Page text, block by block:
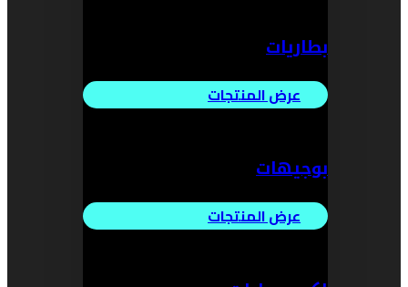
بطاريات
عرض المنتجات
بوجيهات
عرض المنتجات